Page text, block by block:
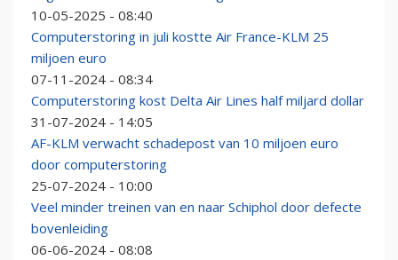
10-05-2025 - 08:40
Computerstoring in juli kostte Air France-KLM 25
miljoen euro
07-11-2024 - 08:34
Computerstoring kost Delta Air Lines half miljard dollar
31-07-2024 - 14:05
AF-KLM verwacht schadepost van 10 miljoen euro
door computerstoring
25-07-2024 - 10:00
Veel minder treinen van en naar Schiphol door defecte
bovenleiding
06-06-2024 - 08:08